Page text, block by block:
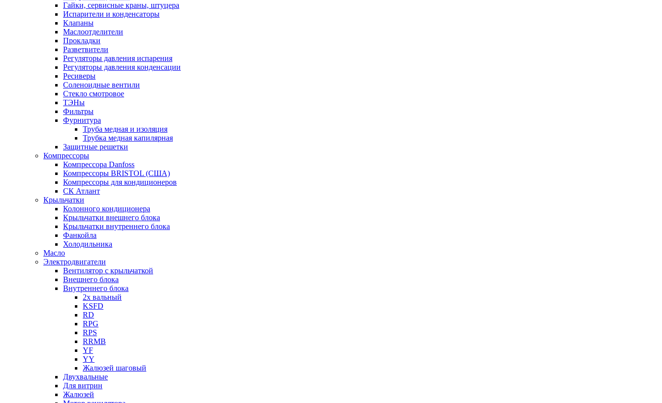
Гайки, сервисные краны, штуцера
Испарители и конденсаторы
Клапаны
Маслоотделители
Прокладки
Разветвители
Регуляторы давления испарения
Регуляторы давления конденсации
Ресиверы
Соленоидные вентили
Стекло смотровое
ТЭНы
Фильтры
Фурнитура
Труба медная и изоляция
Трубка медная капилярная
Защитные решетки
Компрессоры
Компрессора Danfoss
Компрессоры BRISTOL (США)
Компрессоры для кондиционеров
СК Атлант
Крыльчатки
Колонного кондиционера
Крыльчатки внешнего блока
Крыльчатки внутреннего блока
Фанкойла
Холодильника
Масло
Электродвигатели
Вентилятор с крыльчаткой
Внешнего блока
Внутреннего блока
2х вальный
KSFD
RD
RPG
RPS
RRMB
YF
YY
Жалюзей шаговый
Двухвальные
Для витрин
Жалюзей